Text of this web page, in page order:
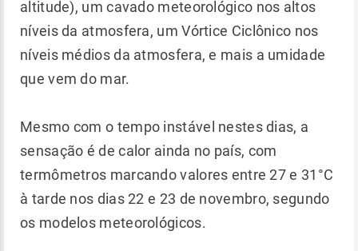
altitude), um cavado meteorológico nos altos
níveis da atmosfera, um Vórtice Ciclônico nos
níveis médios da atmosfera, e mais a umidade
que vem do mar.
Mesmo com o tempo instável nestes dias, a
sensação é de calor ainda no país, com
termômetros marcando valores entre 27 e 31°C
à tarde nos dias 22 e 23 de novembro, segundo
os modelos meteorológicos.